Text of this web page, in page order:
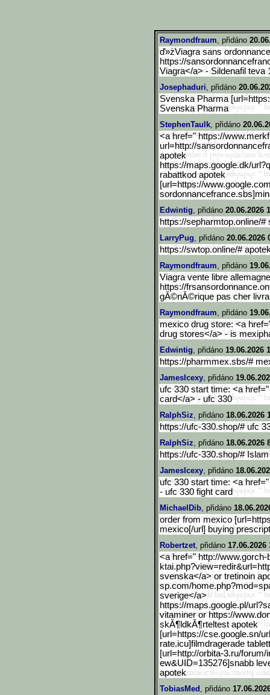
Raymondfraum, přidáno
ď»żViagra sans
https://
Viagra</a> - Sildenafil teva
Josephaduri, přidáno
Svenska Pharma
Svenska Pharma
StephenTaulk, přidáno
<a href=" https://
url=http://
apotek
https://maps.google.dk/ur
rabattkod apotek
[url=https://www.google.c
Edwintig, přidáno 20.06.2026
https://sepharmtop.online/
LarryPug, přidáno 20.06.2026
https://swtop.online/#
Raymondfraum, přidáno
Viagra vente libre
https://
gĂ©nĂ©rique pas cher
Raymondfraum, přidáno
mexico drug store: <a
drug stores</a> - is
Edwintig, přidáno 19.06.2026
https://pharmmex.sbs/#
JamesIcexy, přidáno
ufc 330 start time: <a
card</a> - ufc 330
RalphSiz, přidáno 18.06.2026
https://ufc-330.shop/# ufc
RalphSiz, přidáno 18.06.2026
https://ufc-330.shop/#
JamesIcexy, přidáno
ufc 330 start time: <a
- ufc 330 fight card
MichaelDib, přidáno
order from mexico
mexico[/url] buying
Robertzet, přidáno 17.06.2026
<a href=" http://www.gorch-
ktai.php?
svenska</a> or tretinoin
sp.com/home.php?mo
sverige</a>
https://maps.google.pl/ur
vitaminer or https://
skĂ¶ldkĂ¶rteltest apotek
[url=https://cse.google.sn/
rate.icu]filmdragerade
[url=http://orbita-3.ru/forum/
ew&UID=135276]snabb
apotek
TobiasMed , přidáno